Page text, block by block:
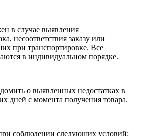
в случае выявления
несоответствия заказу или
при транспортировке. Все
в индивидуальном порядке.
о выявленных недостатках в
дней с момента получения товара.
соблюдении следующих условий: